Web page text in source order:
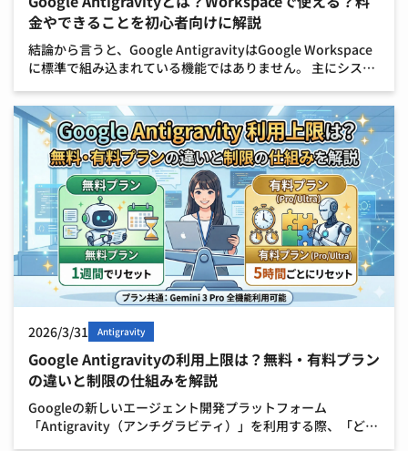
金やできることを初心者向けに解説
結論から言うと、Google AntigravityはGoogle Workspace
に標準で組み込まれている機能ではありません。 主にシステ
（IDE：統合開発環境） […]
2026/3/31 Antigravity
Google Antigravityの利用上限は？無料・有料プラン
の違いと制限の仕組みを解説
Googleの新しいエージェント開発プラットフォーム
「Antigravity（アンチグラビティ）」を利用する際、「どれ